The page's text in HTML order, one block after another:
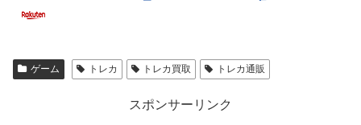
ゲーム トレカ トレカ買取 トレカ通販
スポンサーリンク